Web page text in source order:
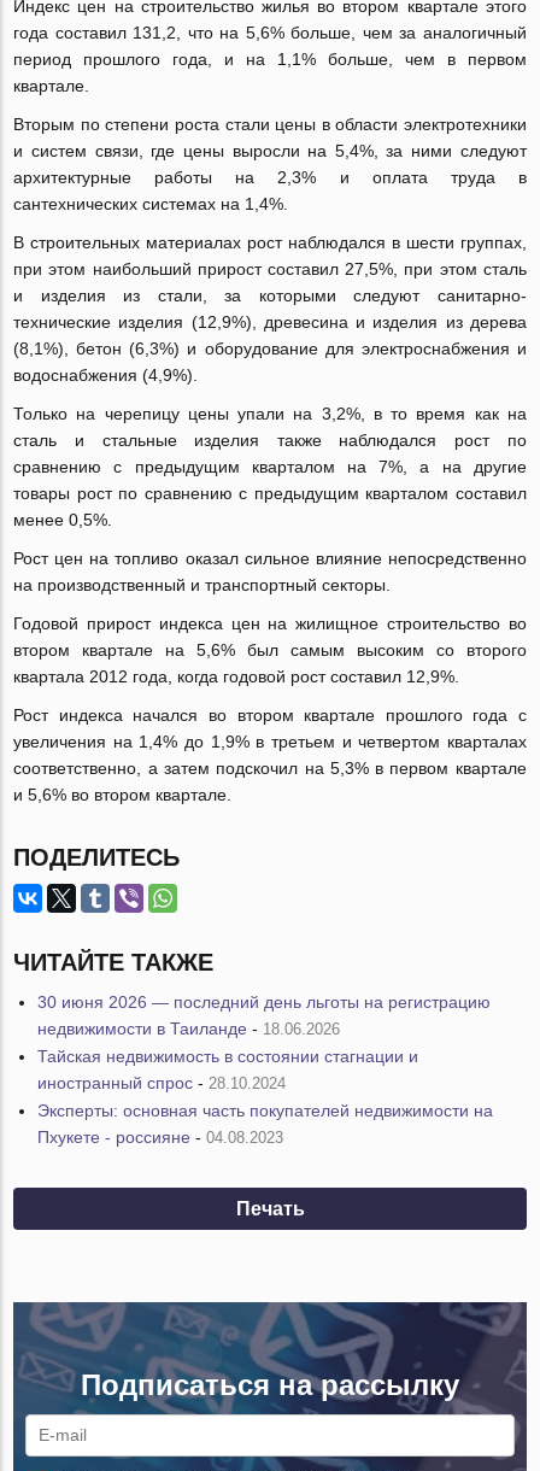
Индекс цен на строительство жилья во втором квартале этого
года составил 131,2, что на 5,6% больше, чем за аналогичный
период прошлого года, и на 1,1% больше, чем в первом
квартале.
Вторым по степени роста стали цены в области электротехники
и систем связи, где цены выросли на 5,4%, за ними следуют
архитектурные работы на 2,3% и оплата труда в
сантехнических системах на 1,4%.
В строительных материалах рост наблюдался в шести группах,
при этом наибольший прирост составил 27,5%, при этом сталь
и изделия из стали, за которыми следуют санитарно-
технические изделия (12,9%), древесина и изделия из дерева
(8,1%), бетон (6,3%) и оборудование для электроснабжения и
водоснабжения (4,9%).
Только на черепицу цены упали на 3,2%, в то время как на
сталь и стальные изделия также наблюдался рост по
сравнению с предыдущим кварталом на 7%, а на другие
товары рост по сравнению с предыдущим кварталом составил
менее 0,5%.
Рост цен на топливо оказал сильное влияние непосредственно
на производственный и транспортный секторы.
Годовой прирост индекса цен на жилищное строительство во
втором квартале на 5,6% был самым высоким со второго
квартала 2012 года, когда годовой рост составил 12,9%.
Рост индекса начался во втором квартале прошлого года с
увеличения на 1,4% до 1,9% в третьем и четвертом кварталах
соответственно, а затем подскочил на 5,3% в первом квартале
и 5,6% во втором квартале.
ПОДЕЛИТЕСЬ
ЧИТАЙТЕ ТАКЖЕ
30 июня 2026 — последний день льготы на регистрацию
недвижимости в Таиланде - 18.06.2026
Тайская недвижимость в состоянии стагнации и
иностранный спрос - 28.10.2024
Эксперты: основная часть покупателей недвижимости на
Пхукете - россияне -04.08.2023
Печать
Подписаться на рассылку